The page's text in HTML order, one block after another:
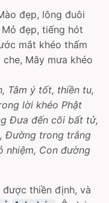
đẹp, lông đuôi
đẹp, tiếng hót
mắt khéo thấm
Mây mưa khéo
Tâm ý tốt, thiền tu,
lời khéo Phật
Ðưa đến cõi bất tử,
Ðường trong trắng
nhiệm, Con đường
thiền định, và